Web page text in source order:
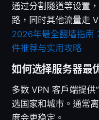
通过分割隧道等设置
路，同时其他流量走
2026年最全翻墙指南
件推荐与实用攻略
如何选择服务器最
多数 VPN 客户端提供
选国家和城市。通常
度会更稳定。